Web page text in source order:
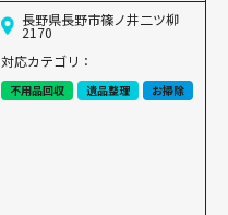
長野県長野市篠ノ井二ツ柳
2170
対応カテゴリ：
不用品回収 遺品整理 お掃除